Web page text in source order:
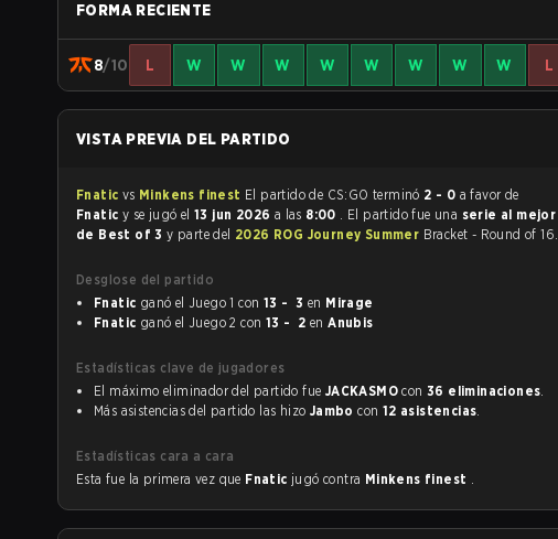
FORMA RECIENTE
8/10 L W W W W W W W W L
VISTA PREVIA DEL PARTIDO
Fnatic vs Minkens finest El partido de CS:GO terminó 2 - 0 a favor de
Fnatic y se jugó el 13 jun 2026 a las 8:00 . El partido fue una serie al mejor
de Best of 3y parte del 2026 ROG Journey Summer Bracket - Round of 16.
Desglose del partido
Fnatic
ganó el Juego 1 con 13 - 3 en Mirage
Fnatic
ganó el Juego 2 con 13 - 2 enAnubis
Estadísticas clave de jugadores
El máximo eliminador del partido fue JACKASMOcon 36 eliminaciones.
Más asistencias del partido las hizo Jambo con 12 asistencias.
Estadísticas cara a cara
Esta fue la primera vez que Fnatic jugó contra Minkens finest .